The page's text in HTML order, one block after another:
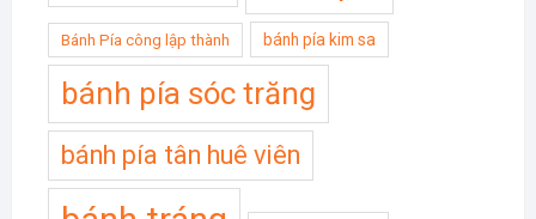
Bánh Pía công lập thành bánh pía kim sa
bánh pía sóc trăng
bánh pía tân huê viên